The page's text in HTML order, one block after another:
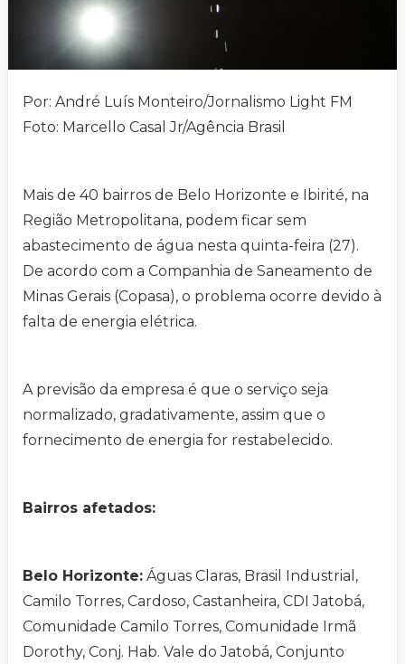
Por: André Luís Monteiro/Jornalismo Light FM
Foto: Marcello Casal Jr/Agência Brasil
Mais de 40 bairros de Belo Horizonte e Ibirité, na
Região Metropolitana, podem ficar sem
abastecimento de água nesta quinta-feira (27).
De acordo com a Companhia de Saneamento de
Minas Gerais (Copasa), o problema ocorre devido à
falta de energia elétrica.
A previsão da empresa é que o serviço seja
normalizado, gradativamente, assim que o
fornecimento de energia for restabelecido.
Bairros afetados:
Belo Horizonte: Águas Claras, Brasil Industrial,
Camilo Torres, Cardoso, Castanheira, CDI Jatobá,
Comunidade Camilo Torres, Comunidade Irmã
Dorothy, Conj. Hab. Vale do Jatobá, Conjunto